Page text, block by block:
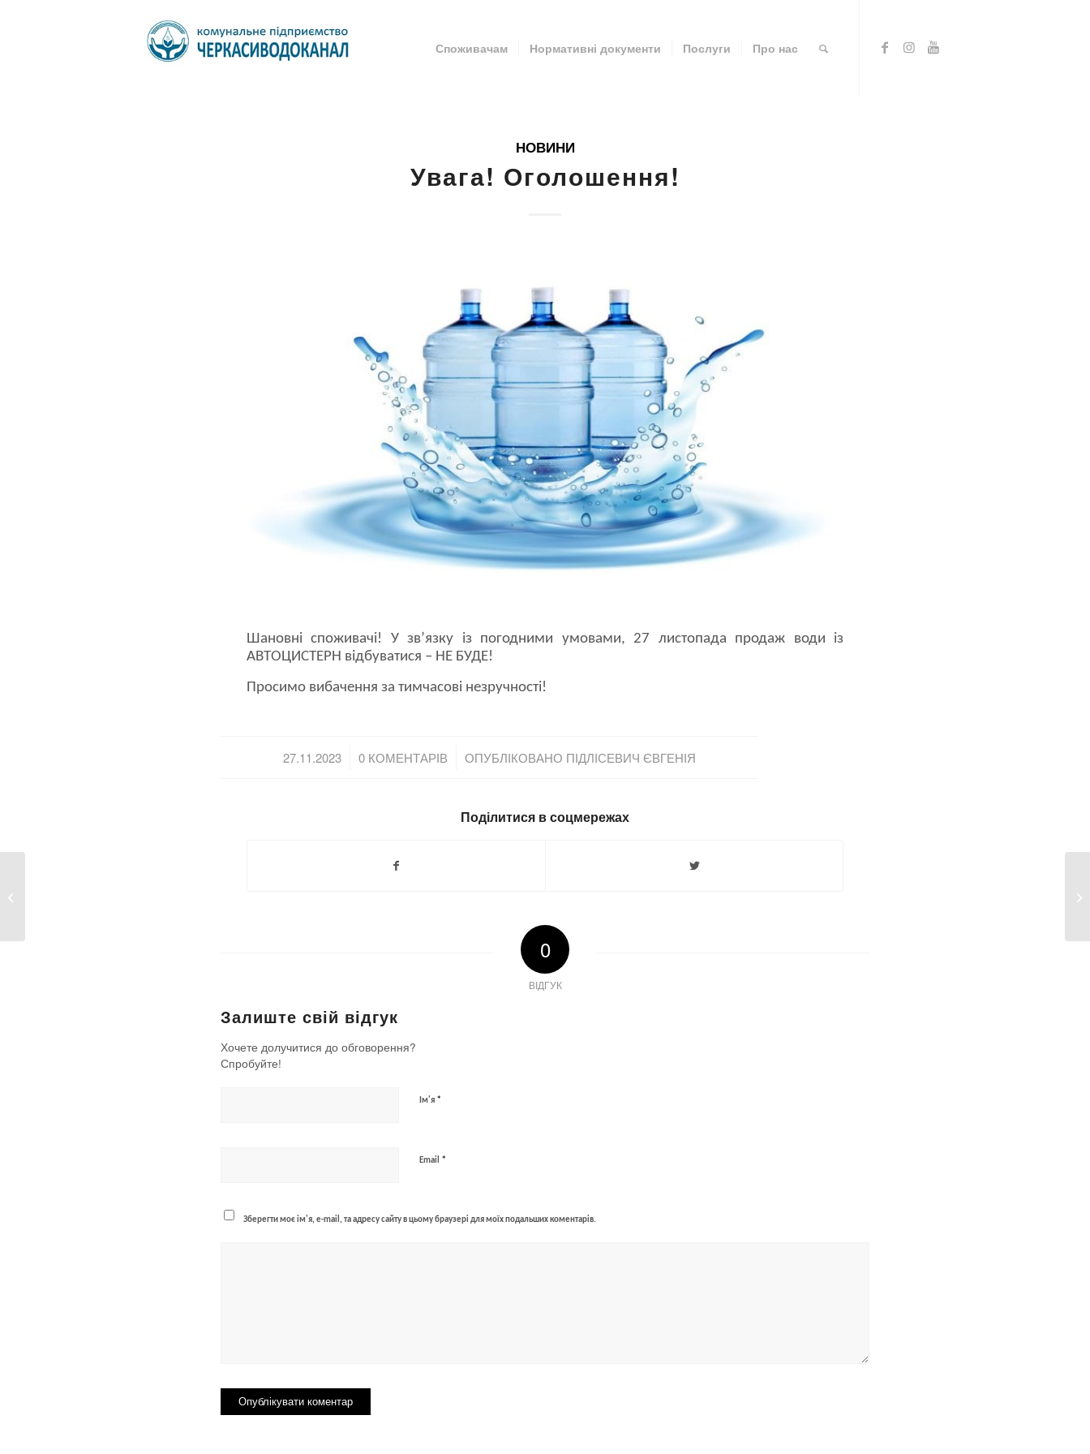
Споживачам Нормативні документи Послуги Про нас
НОВИНИ
Увага! Оголошення!
Шановні споживачі! У зв’язку із погодними умовами, 27 листопада продаж води із
АВТОЦИСТЕРН відбуватися – НЕ БУДЕ!
Просимо вибачення за тимчасові незручності!
27.11.2023
/ 0 КОМЕНТАРІВ
/ ОПУБЛІКОВАНО ПІДЛІСЕВИЧ ЄВГЕНІЯ
Поділитися в соцмережах
0
ВІДГУК
Залиште свій відгук
Хочете долучитися до обговорення?
Спробуйте!
Ім'я *
Email *
Зберегти моє ім'я, e-mail, та адресу сайту в цьому браузері для моїх подальших коментарів.